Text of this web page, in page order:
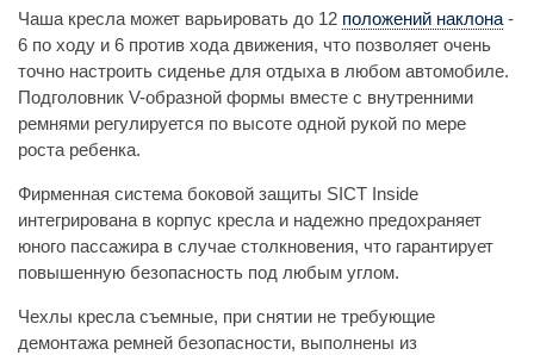
Чаша кресла может варьировать до 12 положений наклона -
6 по ходу и 6 против хода движения, что позволяет очень
точно настроить сиденье для отдыха в любом автомобиле.
Подголовник V-образной формы вместе с внутренними
ремнями регулируется по высоте одной рукой по мере
роста ребенка.
Фирменная система боковой защиты SICT Inside
интегрирована в корпус кресла и надежно предохраняет
юного пассажира в случае столкновения, что гарантирует
повышенную безопасность под любым углом.
Чехлы кресла съемные, при снятии не требующие
демонтажа ремней безопасности, выполнены из